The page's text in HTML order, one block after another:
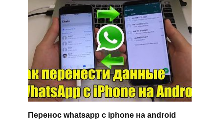
Перенос whatsapp с iphone на android